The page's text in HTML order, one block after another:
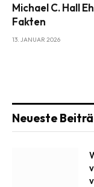
Michael C. Hall
Fakten
13. JANUAR 2026
Neueste